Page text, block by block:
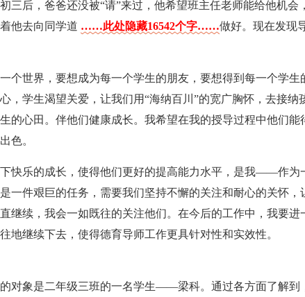
三后，爸爸还没被“请”来过，他希望班主任老师能给他机会
他去向同学道 ……此处隐藏16542个字……做好。现在发现
个世界，要想成为每一个学生的朋友，要想得到每一个学生
，学生渴望关爱，让我们用“海纳百川”的宽广胸怀，去接纳
的心田。伴他们健康成长。我希望在我的授导过程中他们能
色。
快乐的成长，使得他们更好的提高能力水平，是我——作为
一件艰巨的任务，需要我们坚持不懈的关注和耐心的关怀，
继续，我会一如既往的关注他们。在今后的工作中，我要进
地继续下去，使得德育导师工作更具针对性和实效性。
对象是二年级三班的一名学生——梁科。通过各方面了解到